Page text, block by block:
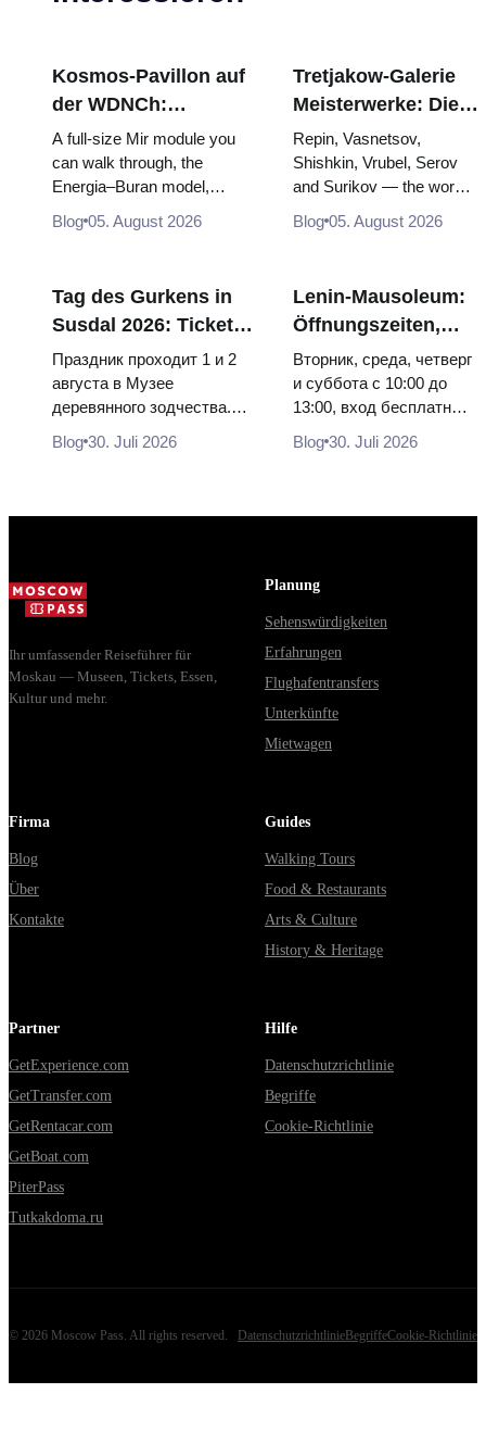
Kosmos-Pavillon auf
der WDNCh:
Russlands größte
Raumfahrtausstellung
von innen
A full-size Mir module you
can walk through, the
Energia–Buran model,
and 120 pieces of flight...
Blog 05. August 2026
Tretjakow-Galerie
Meisterwerke: Die
Gemälde, wegen
derer sich die Reise
lohnt
Repin, Vasnetsov,
Shishkin, Vrubel, Serov
and Surikov — the works
they hang, and why
Blog 05. August 2026
Tag des Gurkens in
Susdal 2026: Tickets,
Termine und wie man
von Moskau aus
anreist
Праздник проходит 1 и 2
августа в Музее
деревянного зодчества.
доехать из Москвы через
Blog 30. Juli 2026
Lenin-Mausoleum:
Öffnungszeiten,
Eintritt und die
Hauptverwechslung
mit dem Kreml
Вторник, среда, четверг
и суббота с 10:00 до
13:00, вход бесплатный.
расходятся в днях, чем
Blog 30. Juli 2026
Ihr umfassender Reiseführer für
Moskau — Museen, Tickets, Essen,
Kultur und mehr.
Planung
Sehenswürdigkeiten
Erfahrungen
Flughafentransfers
Unterkünfte
Mietwagen
Firma
Blog
Über
Kontakte
Guides
Walking Tours
Food & Restaurants
Arts & Culture
History & Heritage
Partner
GetExperience.com
GetTransfer.com
GetRentacar.com
GetBoat.com
PiterPass
Tutkakdoma.ru
Hilfe
Datenschutzrichtlinie
Begriffe
Cookie-Richtlinie
© 2026 Moscow Pass . All rights reserved. DatenschutzrichtlinieBegriffeCookie-Richtlinie